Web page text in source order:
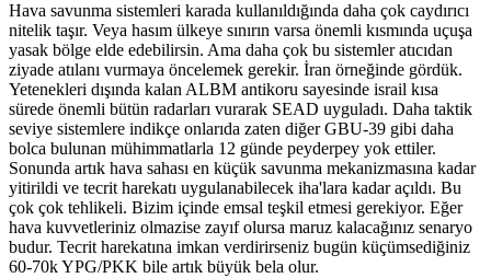
Hava savunma sistemleri karada kullanıldığında daha çok caydırıcı
nitelik taşır. Veya hasım ülkeye sınırın varsa önemli kısmında uçuşa
yasak bölge elde edebilirsin. Ama daha çok bu sistemler atıcıdan
ziyade atılanı vurmaya öncelemek gerekir. İran örneğinde gördük.
Yetenekleri dışında kalan ALBM antikoru sayesinde israil kısa
sürede önemli bütün radarları vurarak SEAD uyguladı. Daha taktik
seviye sistemlere indikçe onlarıda zaten diğer GBU-39 gibi daha
bolca bulunan mühimmatlarla 12 günde peyderpey yok ettiler.
Sonunda artık hava sahası en küçük savunma mekanizmasına kadar
yitirildi ve tecrit harekatı uygulanabilecek iha'lara kadar açıldı. Bu
çok çok tehlikeli. Bizim içinde emsal teşkil etmesi gerekiyor. Eğer
hava kuvvetleriniz olmazise zayıf olursa maruz kalacağınız senaryo
budur. Tecrit harekatına imkan verdirirseniz bugün küçümsediğiniz
60-70k YPG/PKK bile artık büyük bela olur.